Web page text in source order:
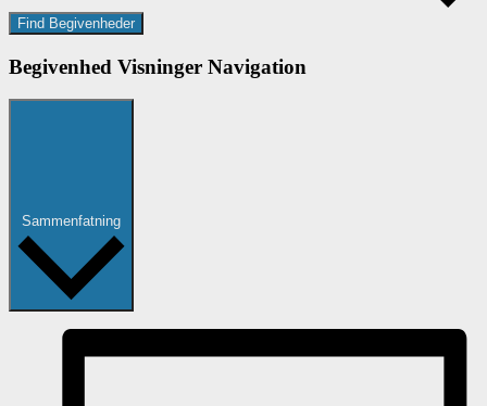
Find Begivenheder
Begivenhed Visninger Navigation
Sammenfatning